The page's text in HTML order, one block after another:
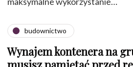
budownictwo
Wynajem kontenera na